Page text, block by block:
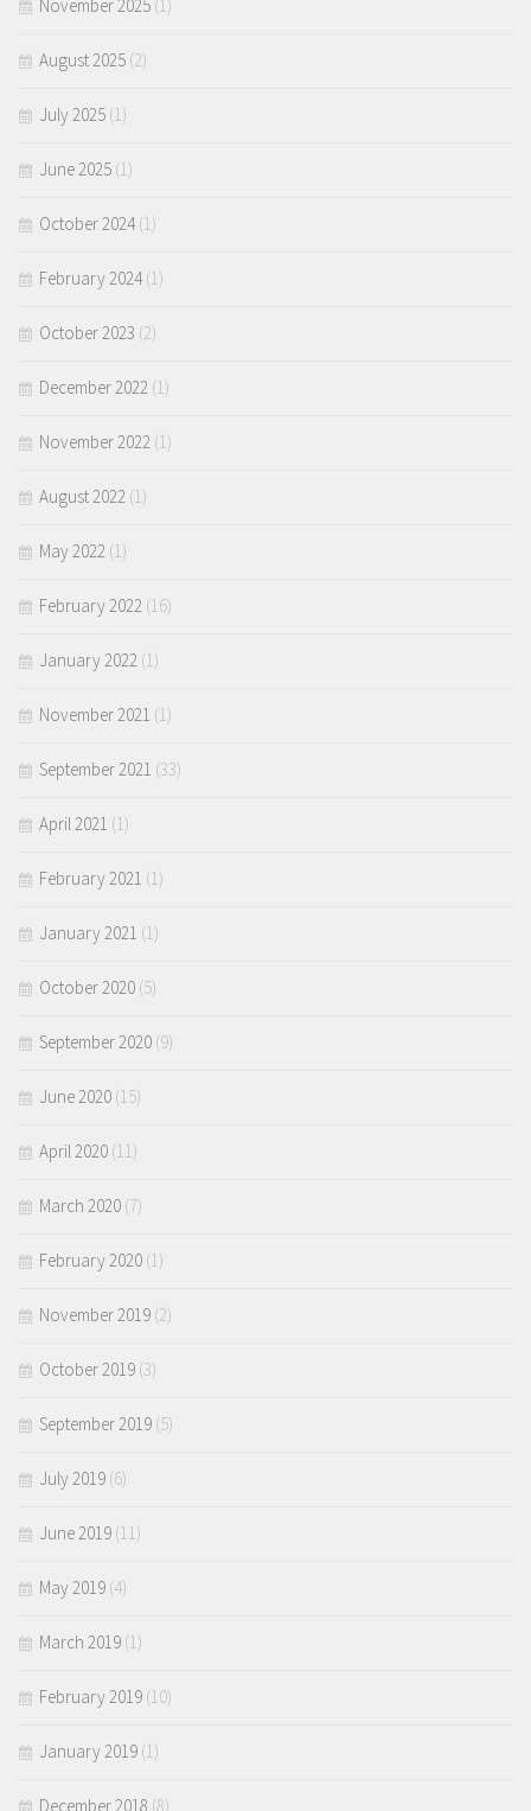
November 2025 (1)
August 2025 (2)
July 2025 (1)
June 2025 (1)
October 2024(1)
February 2024(1)
October 2023 (2)
December 2022 (1)
November 2022 (1)
August 2022 (1)
May 2022 (1)
February 2022 (16)
January 2022 (1)
November 2021 (1)
September 2021 (33)
April 2021 (1)
February 2021 (1)
January 2021 (1)
October 2020 (5)
September 2020 (9)
June 2020 (15)
April 2020 (11)
March 2020 (7)
February 2020 (1)
November 2019 (2)
October 2019 (3)
September 2019 (5)
July 2019 (6)
June 2019 (11)
May 2019 (4)
March 2019 (1)
February 2019 (10)
January 2019 (1)
December 2018 (8)